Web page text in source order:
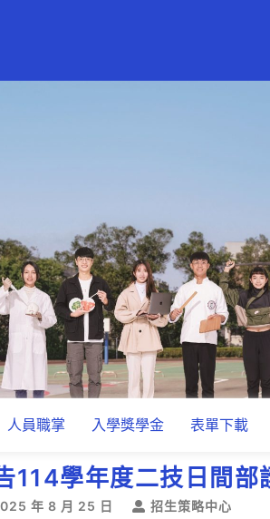
人員職掌 入學獎學金 表單下載
114學年度二技日間部
年 8 月 25 日 招生策略中心